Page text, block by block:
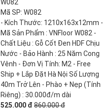
W082
Mã SP: W082
- Kích Thước: 1210x163x12mm -
Mã Sản Phẩm : VNFloor W082 -
Chất Liệu : Gỗ Cốt Đen HDF Chịu
Nước - Bảo Hành : 25 Năm Cong
Vênh - Đơn Vị Tính: M2 - Free
Ship + Lắp Đặt Hà Nội Số Lượng
40m Trở Lên - Phào + Nẹp (Tính
Riêng) : 30.000đ/m dài
525.000 đ 860.000 đ